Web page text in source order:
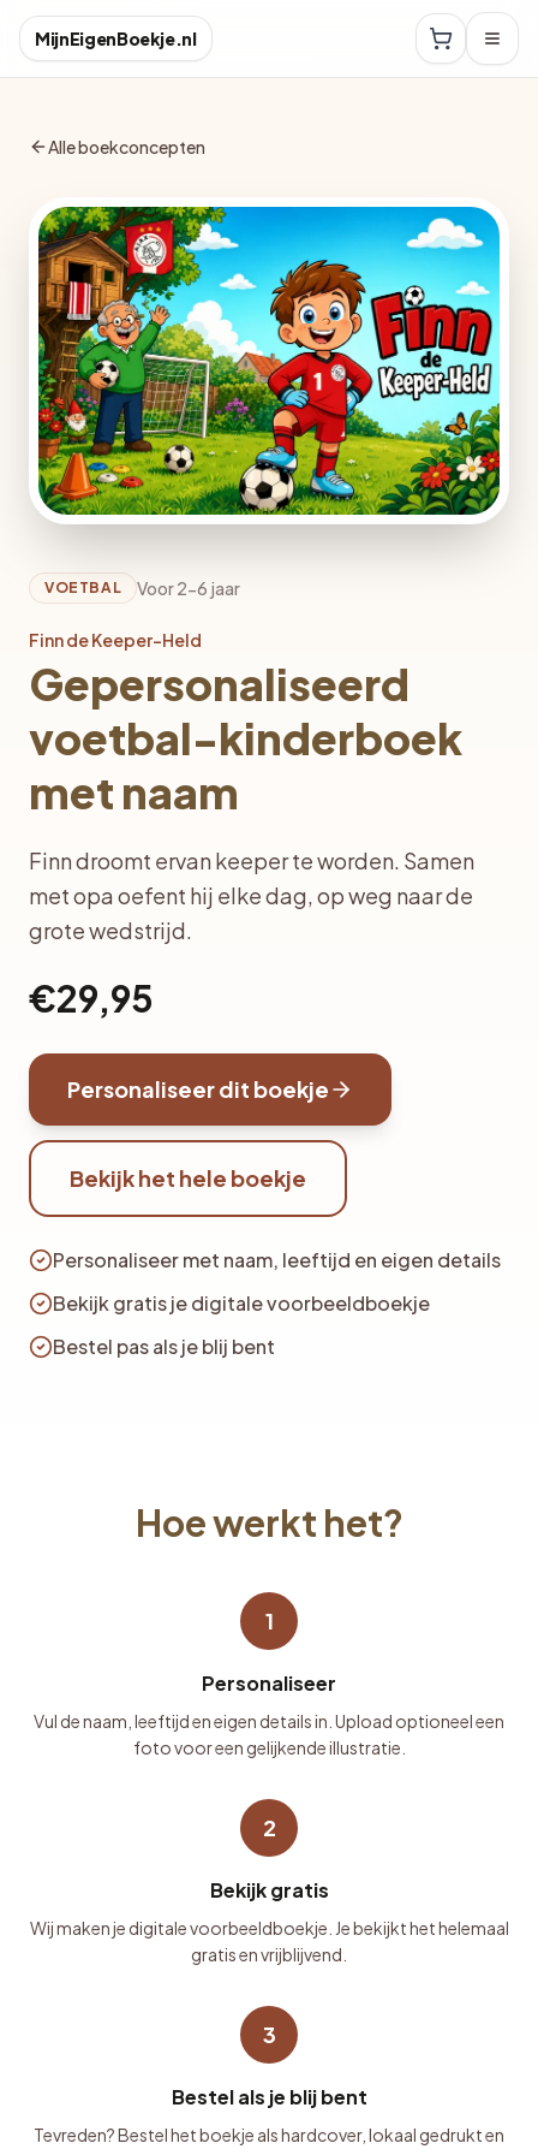
MijnEigenBoekje.nl
Alle boekconcepten
VOETBAL Voor 2-6 jaar
Finn de Keeper-Held
Gepersonaliseerd
voetbal-kinderboek
met naam
Finn droomt ervan keeper te worden. Samen
met opa oefent hij elke dag, op weg naar de
grote wedstrijd.
€29,95
Personaliseer dit boekje
Bekijk het hele boekje
Personaliseer met naam, leeftijd en eigen details
Bekijk gratis je digitale voorbeeldboekje
Bestel pas als je blij bent
Hoe werkt het?
1
Personaliseer
Vul de naam, leeftijd en eigen details in. Upload optioneel een
foto voor een gelijkende illustratie.
2
Bekijk gratis
Wij maken je digitale voorbeeldboekje. Je bekijkt het helemaal
gratis en vrijblijvend.
3
Bestel als je blij bent
Tevreden? Bestel het boekje als hardcover, lokaal gedrukt en